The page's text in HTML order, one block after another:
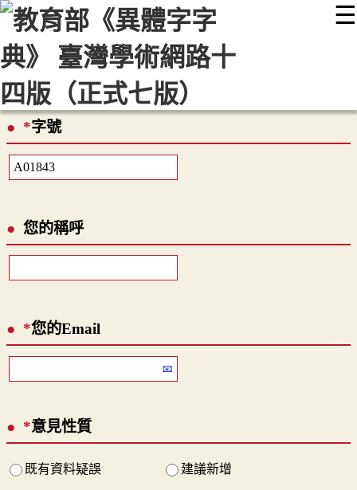
☰
::: 最新消息 常見問題 編輯說明
顯示模式
網站導覽
*字號
您的稱呼
*您的Email
*意見性質
既有資料疑誤 建議新增